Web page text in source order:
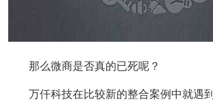
那么微商是否真的已死呢？
万仟科技在比较新的整合案例中就遇到